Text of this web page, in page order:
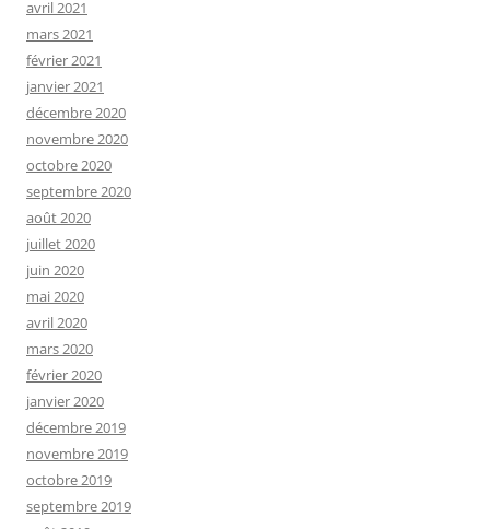
avril 2021
mars 2021
février 2021
janvier 2021
décembre 2020
novembre 2020
octobre 2020
septembre 2020
août 2020
juillet 2020
juin 2020
mai 2020
avril 2020
mars 2020
février 2020
janvier 2020
décembre 2019
novembre 2019
octobre 2019
septembre 2019